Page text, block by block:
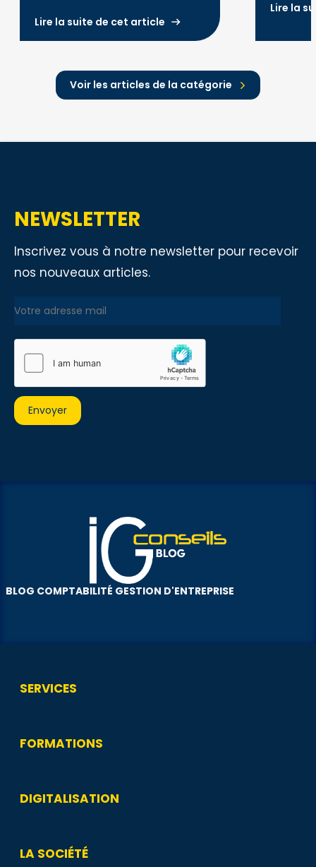
de la revente d'un bien. Découvrez les
conditions d'application, la méthode
de calcul, les principales règles fiscales
du 1er janvier 2027.
Lire la suite de cet article
Lire la
Voir les articles de la catégorie
NEWSLETTER
Inscrivez vous à notre newsletter pour recevoir
nos nouveaux articles.
BLOG COMPTABILITÉ GESTION D'ENTREPRISE
SERVICES
FORMATIONS
DIGITALISATION
LA SOCIÉTÉ